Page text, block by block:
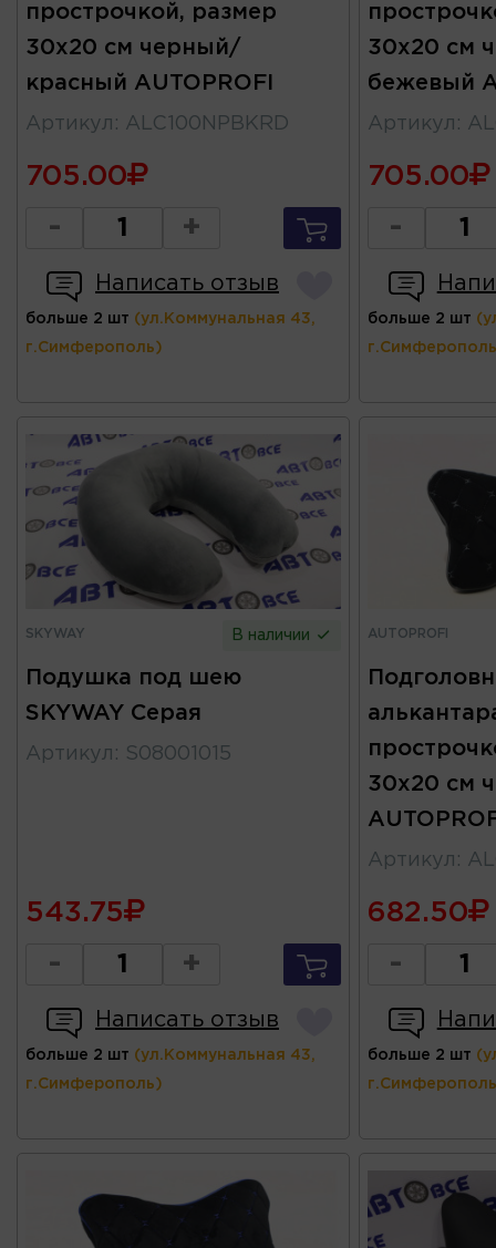
прострочкой, размер
30х20 см черный/
красный AUTOPROFI
Артикул : ALC100NPBKRD
705.00
- +
Написать отзыв
больше 2 шт (ул.Коммунальная 43,
г.Симферополь)
30х20 см
бежевый
Артикул :
705.00
-
больше 2 шт
SKYWAY В наличии
Подушка под шею
SKYWAY Серая
Артикул : S08001015
543.75
- +
Написать отзыв
больше 2 шт (ул.Коммунальная 43,
г.Симферополь)
AUTOPROFI
30х20 см
Артикул :
682.50
-
больше 2 шт